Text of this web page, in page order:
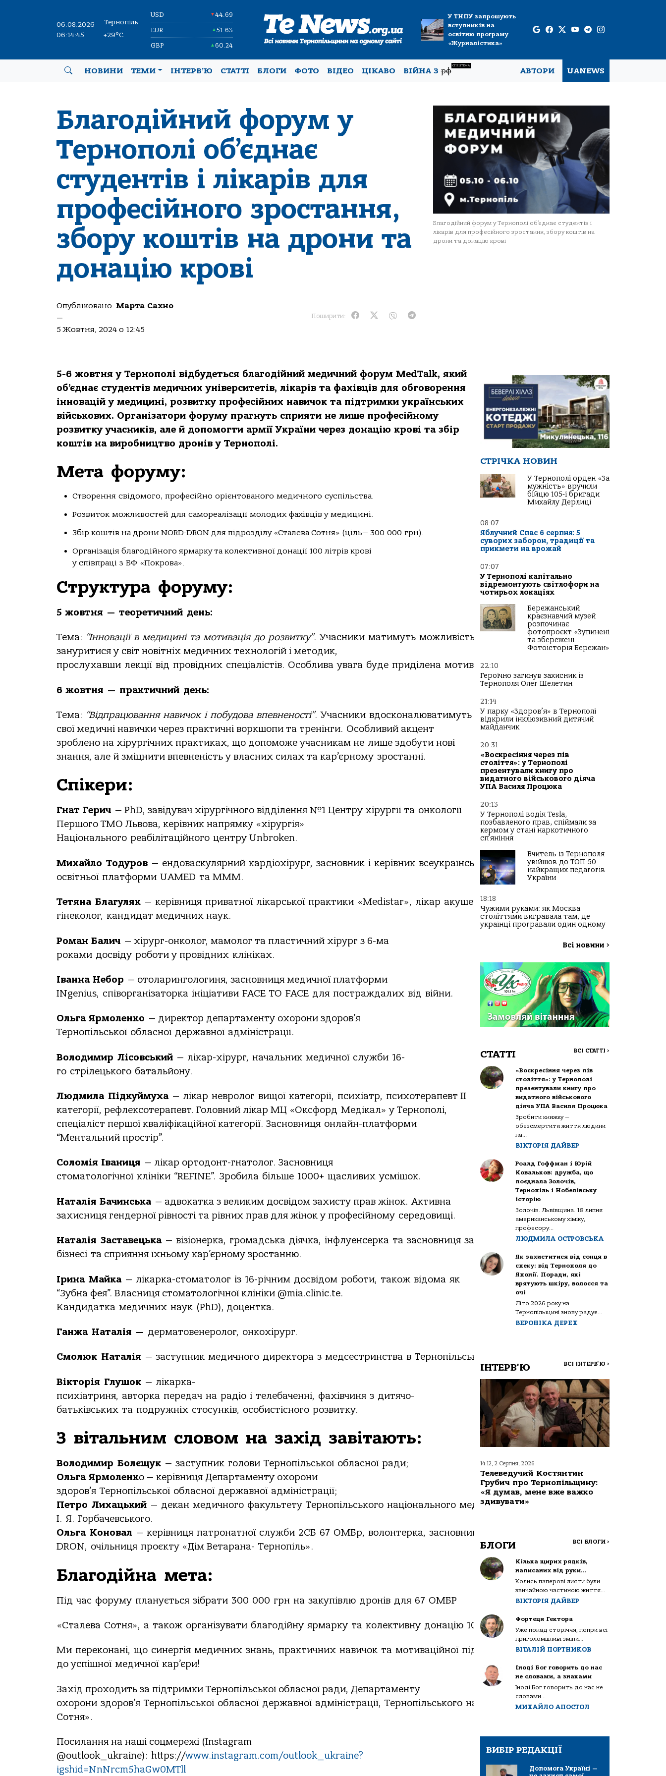
06.08.2026
06:14:46
Тернопіль
+29°C
USD ▼44.69
EUR ▲51.63
GBP ▲60.24
У ТНПУ запрошують
вступників на
освітню програму
«Журналістика»
НОВИНИ ТЕМИ ІНТЕРВ’Ю СТАТТІ БЛОГИ ФОТО ВІДЕО ЦІКАВО ВІЙНА Зрф
СПЕЦТЕМА
АВТОРИ UANEWS
Благодійний форум у
Тернополі об’єднає
студентів і лікарів для
професійного зростання,
збору коштів на дрони та
донацію крові
Опубліковано: Марта Сахно
—
5 Жовтня, 2024 о 12:45
Поширити:
Благодійний форум у Тернополі об’єднає студентів і
лікарів для професійного зростання, збору коштів на
дрони та донацію крові
5-6 жовтня у Тернополі відбудеться благодійний медичний форум MedTalk, який
об’єднає студентів медичних університетів, лікарів та фахівців для обговорення
інновацій у медицині, розвитку професійних навичок та підтримки українських
військових. Організатори форуму прагнуть сприяти не лише професійному
розвитку учасників, але й допомогти армії України через донацію крові та збір
коштів на виробництво дронів у Тернополі.
Мета форуму:
Створення свідомого, професійно орієнтованого медичного суспільства.
Розвиток можливостей для самореалізації молодих фахівців у медицині.
Збір коштів на дрони NORD-DRON для підрозділу «Сталева Сотня» (ціль— 300 000 грн).
Організація благодійного ярмарку та колективної донації 100 літрів крові
у співпраці з БФ «Покрова».
Структура форуму:
5 жовтня — теоретичний день:
Тема: “Інновації в медицині та мотивація до розвитку”. Учасники матимуть можливість
зануритися у світ новітніх медичних технологій і методик,
прослухавши лекції від провідних спеціалістів. Особлива увага буде приділена мотиваційній
6 жовтня — практичний день:
Тема: “Відпрацювання навичок і побудова впевненості”. Учасники вдосконалюватимуть
свої медичні навички через практичні воркшопи та тренінги. Особливий акцент
зроблено на хірургічних практиках, що допоможе учасникам не лише здобути нові
знання, але й зміцнити впевненість у власних силах та кар’єрному зростанні.
Спікери:
Гнат Герич — PhD, завідувач хірургічного відділення №1 Центру хірургії та онкології
Першого ТМО Львова, керівник напрямку «хірургія»
Національного реабілітаційного центру Unbroken.
Михайло Тодуров — ендоваскулярний кардіохірург, засновник і керівник всеукраїнської медично-
освітньої платформи UAMED та MMM.
Тетяна Благуляк — керівниця приватної лікарської практики «Medistar», лікар акушер-
гінеколог, кандидат медичних наук.
Роман Балич — хірург-онколог, мамолог та пластичний хірург з 6-ма
роками досвіду роботи у провідних клініках.
Іванна Небор — отоларингологиня, засновниця медичної платформи
INgenius, співорганізаторка ініціативи FACE TO FACE для постраждалих від війни.
Ольга Ярмоленко — директор департаменту охорони здоров’я
Тернопільської обласної державної адміністрації.
Володимир Лісовський — лікар-хірург, начальник медичної служби 16-
го стрілецького батальйону.
Людмила Підкуймуха — лікар невролог вищої категорії, психіатр, психотерапевт ІІ
категорії, рефлексотерапевт. Головний лікар МЦ «Оксфорд Медікал» у Тернополі,
спеціаліст першої кваліфікаційної категорії. Засновниця онлайн-платформи
“Ментальний простір”.
Соломія Іваниця — лікар ортодонт-гнатолог. Засновниця
стоматологічної клініки “REFINE”. Зробила більше 1000+ щасливих усмішок.
Наталія Бачинська — адвокатка з великим досвідом захисту прав жінок. Активна
захисниця гендерної рівності та рівних прав для жінок у професійному середовищі.
Наталія Заставецька — візіонерка, громадська діячка, інфлуенсерка та засновниця закритого жіночого клубу. Спрямовує
бізнесі та сприяння їхньому кар’єрному зростанню.
Ірина Майка — лікарка-стоматолог із 16-річним досвідом роботи, також відома як
“Зубна фея”. Власниця стоматологічної клініки @mia.clinic.te.
Кандидатка медичних наук (PhD), доцентка.
Ганжа Наталія — дерматовенеролог, онкохірург.
Смолюк Наталія — заступник медичного директора з медсестринства в Тернопільській
Вікторія Глушок — лікарка-
психіатриня, авторка передач на радіо і телебаченні, фахівчиня з дитячо-
батьківських та подружніх стосунків, особистісного розвитку.
З вітальним словом на захід завітають:
Володимир Болєщук — заступник голови Тернопільської обласної ради;
Ольга Ярмоленко — керівниця Департаменту охорони
здоров’я Тернопільської обласної державної адміністрації;
Петро Лихацький — декан медичного факультету Тернопільського національного медичного університету
І. Я. Горбачевського.
Ольга Коновал — керівниця патронатної служби 2СБ 67 ОМБр, волонтерка, засновниця
DRON, очільниця проєкту «Дім Ветарана- Тернопіль».
Благодійна мета:
Під час форуму планується зібрати 300 000 грн на закупівлю дронів для 67 ОМБР
«Сталева Сотня», а також організувати благодійну ярмарку та колективну донацію 100 літрів крові
Ми переконані, що синергія медичних знань, практичних навичок та мотиваційної підтримки є ключем
до успішної медичної кар’єри!
Захід проходить за підтримки Тернопільської обласної ради, Департаменту
охорони здоров’я Тернопільської обласної державної адміністрації, Тернопільського національного медичного
Сотня».
Посилання на наші соцмережі (Instagram
@outlook_ukraine): https://www.instagram.com/outlook_ukraine?
igshid=NnNrcm5haGw0MTll
СТРІЧКА НОВИН
У Тернополі орден «За
мужність» вручили
бійцю 105-ї бригади
Михайлу Дерлиці
08:07
Яблучний Спас 6 серпня: 5
суворих заборон, традиції та
прикмети на врожай
07:07
У Тернополі капітально
відремонтують світлофори на
чотирьох локаціях
Бережанський
краєзнавчий музей
розпочинає
фотопроєкт «Зупинені
та збережені…
Фотоісторія Бережан»
22:10
Героїчно загинув захисник із
Тернополя Олег Шелетин
21:14
У парку «Здоров’я» в Тернополі
відкрили інклюзивний дитячий
майданчик
20:31
«Воскресіння через пів
століття»: у Тернополі
презентували книгу про
видатного військового діяча
УПА Василя Процюка
20:13
У Тернополі водія Tesla,
позбавленого прав, спіймали за
кермом у стані наркотичного
сп’яніння
Вчитель із Тернополя
увійшов до ТОП-50
найкращих педагогів
України
18:18
Чужими руками: як Москва
століттями вигравала там, де
українці програвали один одному
Всі новини >
СТАТТІ ВСІ СТАТТІ >
«Воскресіння через пів
століття»: у Тернополі
презентували книгу про
видатного військового
діяча УПА Василя Процюка
Зробити книжку —
обезсмертити життя людини
на...
ВІКТОРІЯ ДАЙВЕР
Роалд Гоффман і Юрій
Ковальков: дружба, що
поєднала Золочів,
Тернопіль і Нобелівську
історію
Золочів. Львівщина. 18 липня
американському хіміку,
професору...
ЛЮДМИЛА ОСТРОВСЬКА
Як захиститися від сонця в
спеку: від Тернополя до
Японії. Поради, які
врятують шкіру, волосся та
очі
Літо 2026 року на
Тернопільщині знову радує...
ВЕРОНІКА ДЕРЕХ
ІНТЕРВ'Ю ВСІ ІНТЕРВ'Ю >
14:12, 2 Серпня, 2026
Телеведучий Костянтин
Грубич про Тернопільщину:
«Я думав, мене вже важко
здивувати»
БЛОГИ ВСІ БЛОГИ >
Кілька щирих рядків,
написаних від руки…
Колись паперові листи були
звичайною частиною життя...
ВІКТОРІЯ ДАЙВЕР
Фортеця Гектора
Уже понад сторіччя, попри всі
приголомшливі зміни...
ВІТАЛІЙ ПОРТНИКОВ
Іноді Бог говорить до нас
не словами, а знаками
Іноді Бог говорить до нас не
словами...
МИХАЙЛО АПОСТОЛ
ВИБІР РЕДАКЦІЇ
Допомога Україні —